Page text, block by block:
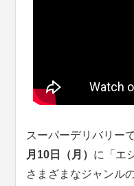
スーパーデリバリー
月10日（月） に「エ
さまざまなジャンル